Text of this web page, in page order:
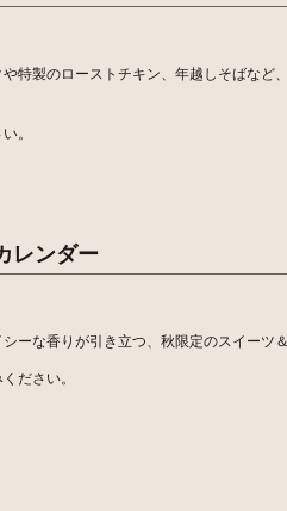
特製のローストチキン、年越しそばなど
。
レンダー
ーな香りが引き立つ、秋限定のスイーツ＆
ださい。